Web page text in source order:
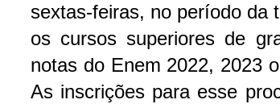
sextas-feiras, no período da
os cursos superiores de
notas do Enem 2022, 2023
As inscrições para esse